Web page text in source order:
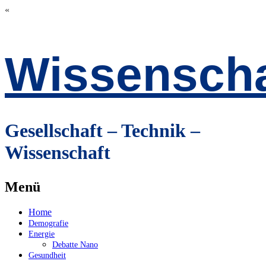
«
Gesellschaft – Technik –
Wissenschaft
Menü
Zum
Inhalt
springen
Home
Demografie
Energie
Debatte Nano
Gesundheit